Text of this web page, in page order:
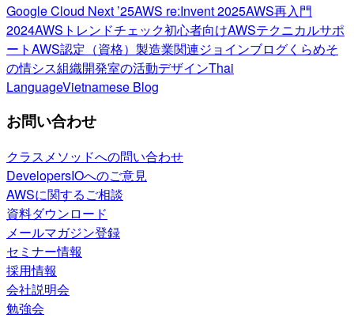
Google Cloud Next ’25AWS re:Invent 2025AWS再入門
2024AWSトレンドチェック初心者向けAWSテクニカルサポ
ートAWS認定（資格） 製造業関連ジョインブログくらめそ
の情シス組織開発室の活動デザインThai
LanguageVietnamese Blog
お問い合わせ
クラスメソッドへの問い合わせ
DevelopersIOへのご意見
AWSに関するご相談
資料ダウンロード
メールマガジン登録
セミナー情報
採用情報
会社説明会
勉強会